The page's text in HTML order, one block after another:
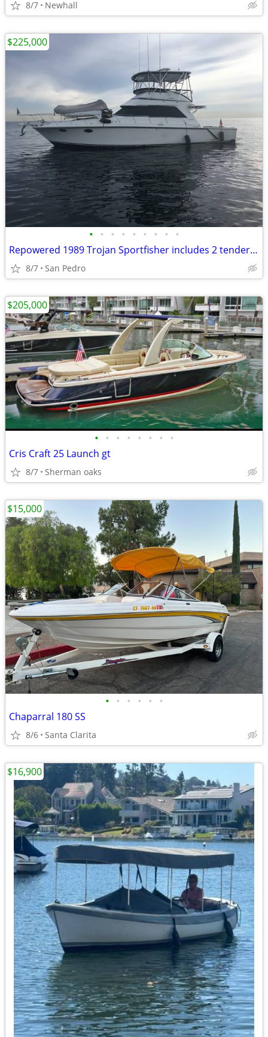
8/7 Newhall
• • • • • • • • •
Repowered 1989 Trojan Sportfisher includes 2 tender and floating dock
8/7 San Pedro
$225,000
• • • • • • • •
Cris Craft 25 Launch gt
8/7 Sherman oaks
$205,000
• • • • • •
Chaparral 180 SS
8/6 Santa Clarita
$15,000
$16,900